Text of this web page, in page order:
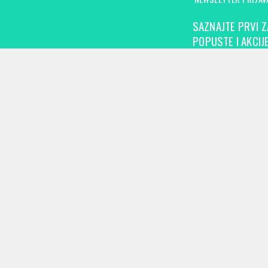
SAZNAJTE PRVI
POPUSTE I